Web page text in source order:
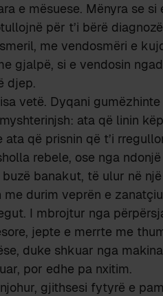
e mësuese. Mënyra se si
për t’i bërë
me vendosmëri e
gjalpë, si e vendosin
djep.
vetë. Dyqani
ata që linin
që prisnin që t’i
rebele, ose nga
banakut, të ulur në
durim veprën e
I mbrojtur nga
jepte e merrte me
duke shkuar nga makina
por edhe pa nxitim.
gjithsesi fytyrë e